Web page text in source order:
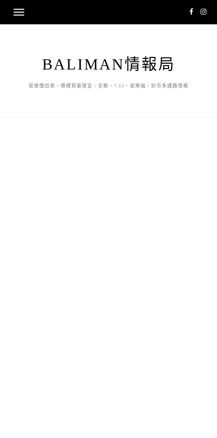
BALIMAN情報局
菜單價目表・哪裡買最便宜｜全聯・7-11・家樂福・好市多通路情報